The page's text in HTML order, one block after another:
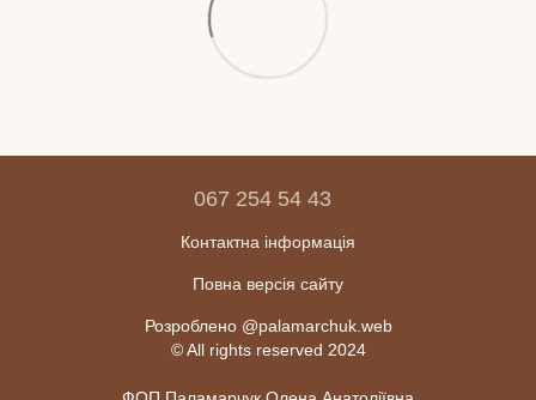
067 254 54 43
Контактна інформація
Повна версія сайту
Розроблено @palamarchuk.web
© All rights reserved 2024